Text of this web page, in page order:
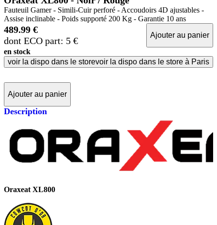
Fauteuil Gamer - Simili-Cuir perforé - Accoudoirs 4D ajustables -
Assise inclinable - Poids supporté 200 Kg - Garantie 10 ans
489.99 €
dont ECO part: 5 €
Ajouter au panier
en stock
voir la dispo dans le storevoir la dispo dans le store à Paris
Ajouter au panier
Description
Oraxeat XL800